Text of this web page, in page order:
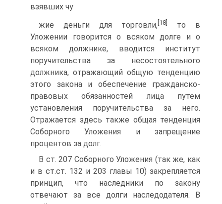
взявших чу­
жие деньги для торговли, [18]
то в
Уложении говорится о всяком долге и о
всяком должнике, вводится институт
поручительства за несостоятельно­го
должника, отражающий общую тенденцию
этого закона и обеспече­ние гражданско-
правовых обязанностей лица путем
установления пору­чительства за него.
Отражается здесь также общая тенденция
Соборного Уложения и запрещение
процентов за долг.
В ст. 207 Соборного Уложения (так же, как
и в ст.ст. 132 и 203 главы 10) закрепляется
принцип, что наследники по закону
отвечают за все долги наследодателя. В